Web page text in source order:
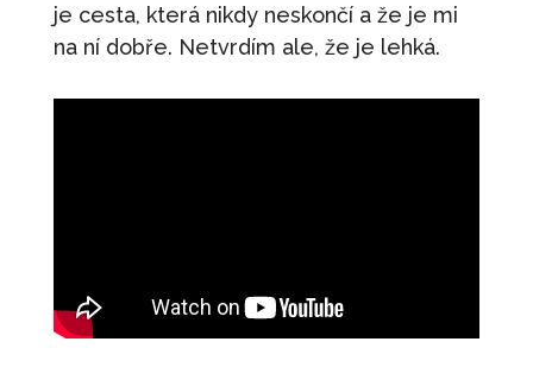
je cesta, která nikdy neskončí a že je mi
na ní dobře. Netvrdím ale, že je lehká.